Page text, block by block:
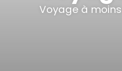
Voyage à